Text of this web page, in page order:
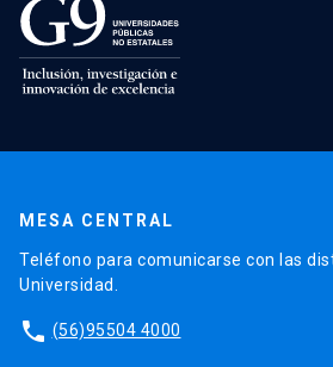
MESA CENTRAL
Teléfono para comunicarse con las
Universidad.
phone (56)95504 4000